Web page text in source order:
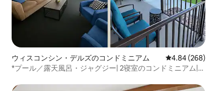
ウィスコンシン・デルズのコンドミニアム レビュー268
4.84 (268)
*プール／露天風呂・ジャグジー| 2寝室のコンドミニアム|ウ